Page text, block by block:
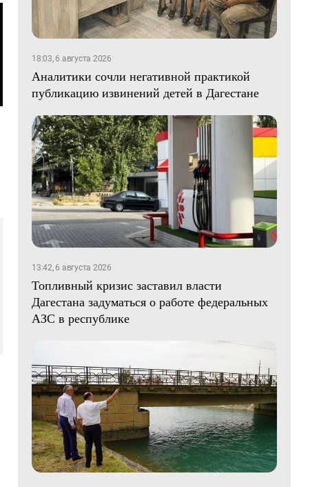
18:03, 6 августа 2026
Аналитики сочли негативной практикой
публикацию извинений детей в Дагестане
13:42, 6 августа 2026
Топливный кризис заставил власти
Дагестана задуматься о работе федеральных
АЗС в республике